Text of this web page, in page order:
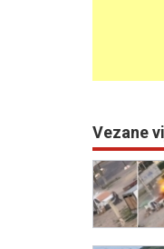
Vezane